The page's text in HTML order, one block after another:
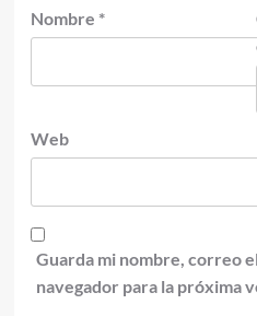
Nombre *
Web
Guarda mi nombre, correo
navegador para la próxima